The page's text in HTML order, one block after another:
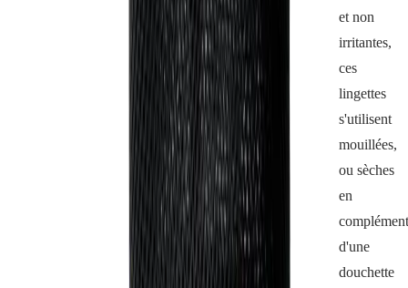
et non
irritantes,
ces
lingettes
s'utilisent
mouillées,
ou sèches
en
complément
d'une
douchette